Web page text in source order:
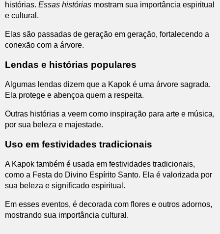
histórias. Essas histórias mostram sua importância espiritual
e cultural.
Elas são passadas de geração em geração, fortalecendo a
conexão com a árvore.
Lendas e histórias populares
Algumas lendas dizem que a Kapok é uma árvore sagrada.
Ela protege e abençoa quem a respeita.
Outras histórias a veem como inspiração para arte e música,
por sua beleza e majestade.
Uso em festividades tradicionais
A Kapok também é usada em festividades tradicionais,
como a Festa do Divino Espírito Santo. Ela é valorizada por
sua beleza e significado espiritual.
Em esses eventos, é decorada com flores e outros adornos,
mostrando sua importância cultural.